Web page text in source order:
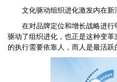
文化驱动组织进化激发内在新
在对品牌定位和增长战略进行
驱动了组织进化，也正是这种变
的执行需要依靠人，而人是最活跃